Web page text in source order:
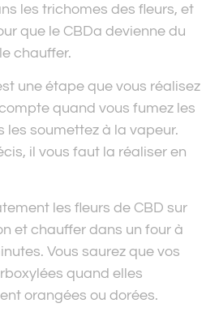
les trichomes des fleurs, et
que le CBDa devienne du
chauffer.
une étape que vous réalisez
quand vous fumez les
les soumettez à la vapeur.
il vous faut la réaliser en
les fleurs de CBD sur
et chauffer dans un four à
Vous saurez que vos
quand elles
orangées ou dorées.